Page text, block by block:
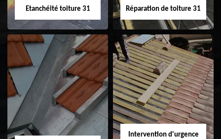
Etanchéité toiture 31
Etanchéité toiture
31
Réparation de toiture 31
Réparation de
toiture 31
Intervention d'urgence